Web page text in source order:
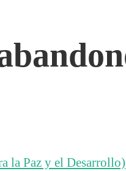
la Paz y el Desarrollo)